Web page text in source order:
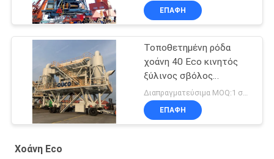
ΕΠΑΦΉ
Τοποθετημένη ρόδα
χοάνη 40 Eco κινητός
ξύλινος σβόλος
μετρητών κύβων
ΕΠΑΦΉ
Χοάνη Eco